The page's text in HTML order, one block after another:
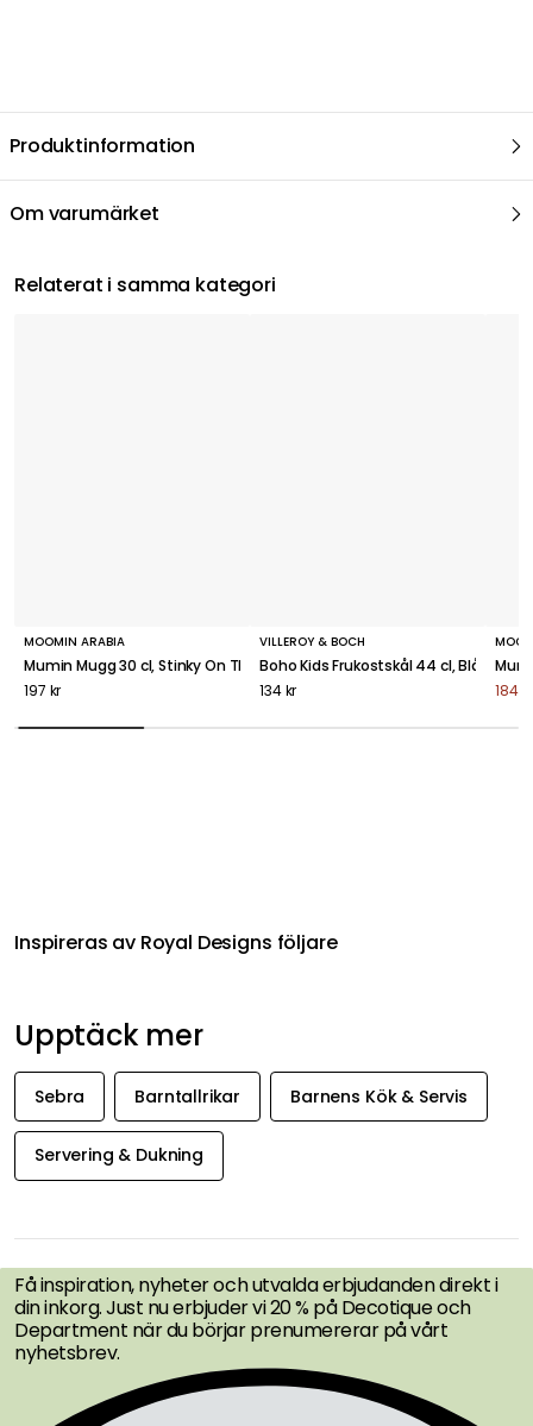
Produktinformation
Om varumärket
Relaterat i samma kategori
MOOMIN ARABIA
Mumin Mugg 30 cl, Stinky On The Go
197 kr
VILLEROY & BOCH
Boho Kids Frukostskål 44 cl, Blå
134 kr
184 kr
Inspireras av Royal Designs följare
Upptäck mer
Sebra Barntallrikar Barnens Kök & Servis
Servering & Dukning
FÅ INSPIRATION &
ERBJUDANDEN FÖRST
Få inspiration, nyheter och utvalda erbjudanden direkt i
din inkorg. Just nu erbjuder vi 20 % på Decotique och
Department när du börjar prenumererar på vårt
nyhetsbrev.